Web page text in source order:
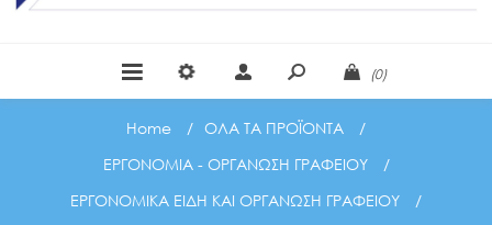
(0)
Home / ΟΛΑ ΤΑ ΠΡΟΪΟΝΤΑ
/
ΕΡΓΟΝΟΜΙΑ - ΟΡΓΑΝΩΣΗ ΓΡΑΦΕΙΟΥ
/
ΕΡΓΟΝΟΜΙΚΑ ΕΙΔΗ ΚΑΙ ΟΡΓΑΝΩΣΗ ΓΡΑΦΕΙΟΥ
/